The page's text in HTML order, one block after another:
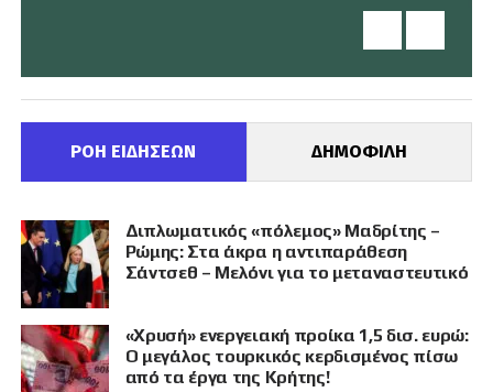
ΡΟΗ ΕΙΔΗΣΕΩΝ ΔΗΜΟΦΙΛΗ
Διπλωματικός «πόλεμος» Μαδρίτης –
Ρώμης: Στα άκρα η αντιπαράθεση
Σάντσεθ – Μελόνι για το μεταναστευτικό
«Χρυσή» ενεργειακή προίκα 1,5 δισ. ευρώ:
Ο μεγάλος τουρκικός κερδισμένος πίσω
από τα έργα της Κρήτης!